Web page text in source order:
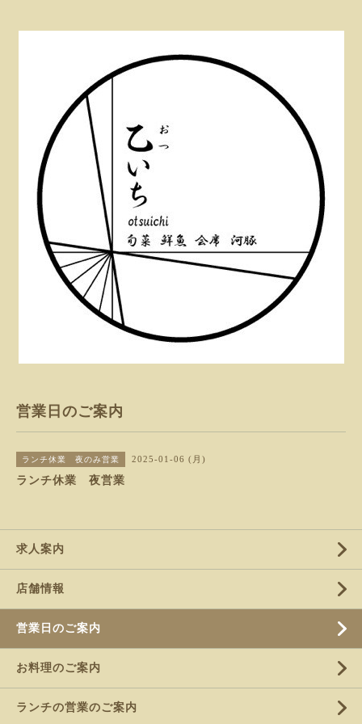
営業日のご案内
ランチ休業 夜のみ営業 2025-01-06 (月)
ランチ休業 夜営業
求人案内
店舗情報
営業日のご案内
お料理のご案内
ランチの営業のご案内